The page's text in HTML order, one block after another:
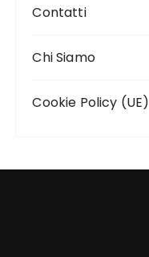
Contatti
Chi Siamo
Cookie Policy (UE)